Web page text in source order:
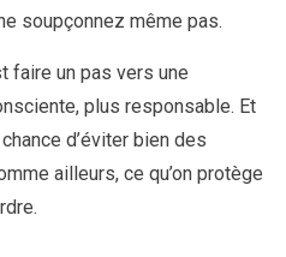
soupçonnez même pas.
faire un pas vers une
plus responsable. Et
d’éviter bien des
ailleurs, ce qu’on protège